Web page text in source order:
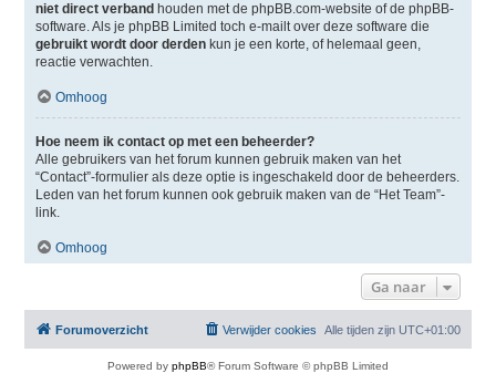
niet direct verband houden met de phpBB.com-website of de phpBB-
software. Als je phpBB Limited toch e-mailt over deze software die
gebruikt wordt door derdenkun je een korte, of helemaal geen,
reactie verwachten.
Omhoog
Hoe neem ik contact op met een beheerder?
Alle gebruikers van het forum kunnen gebruik maken van het
“Contact”-formulier als deze optie is ingeschakeld door de beheerders.
Leden van het forum kunnen ook gebruik maken van de “Het Team”-
link.
Omhoog
Ga naar
Forumoverzicht Alle tijden zijn UTC+01:00
Verwijder cookies
Powered by phpBB® Forum Software © phpBB Limited